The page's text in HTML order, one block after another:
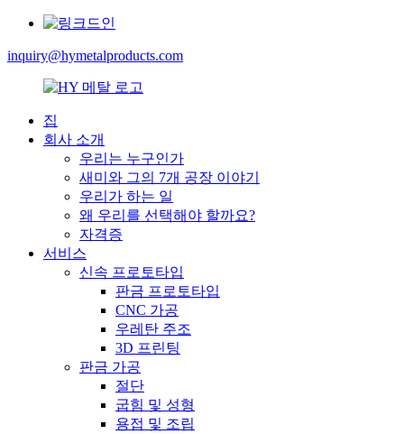
inquiry@hymetalproducts.com
집
회사 소개
우리는 누구인가
새미와 그의 7개 공장 이야기
우리가 하는 일
왜 우리를 선택해야 할까요?
자격증
서비스
신속 프로토타입
판금 프로토타입
CNC 가공
우레탄 주조
3D 프린팅
판금 가공
절단
굽힘 및 성형
용접 및 조립